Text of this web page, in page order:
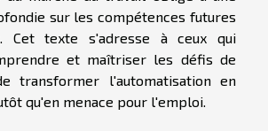
sur les compétences futures
Cet texte s'adresse à ceux qui
et maîtriser les défis de
transformer l'automatisation en
qu'en menace pour l'emploi.